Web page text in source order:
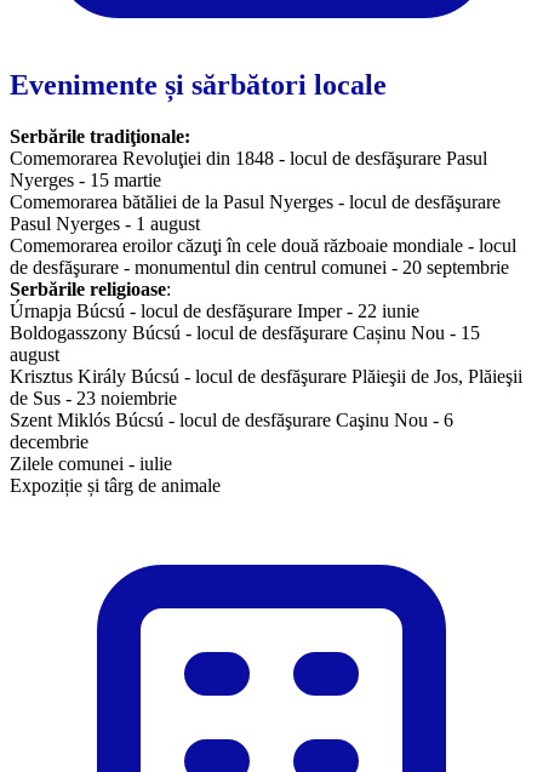
Evenimente și sărbători locale
Serbările tradiţionale:
Comemorarea Revoluţiei din 1848 - locul de desfăşurare Pasul
Nyerges - 15 martie
Comemorarea bătăliei de la Pasul Nyerges - locul de desfăşurare
Pasul Nyerges - 1 august
Comemorarea eroilor căzuţi în cele două războaie mondiale - locul
de desfăşurare - monumentul din centrul comunei - 20 septembrie
Serbările religioase:
Úrnapja Búcsú - locul de desfăşurare Imper - 22 iunie
Boldogasszony Búcsú - locul de desfăşurare Cașinu Nou - 15
august
Krisztus Király Búcsú - locul de desfăşurare Plăieşii de Jos, Plăieşii
de Sus - 23 noiembrie
Szent Miklós Búcsú - locul de desfăşurare Caşinu Nou - 6
decembrie
Zilele comunei - iulie
​Expoziție și târg de animale